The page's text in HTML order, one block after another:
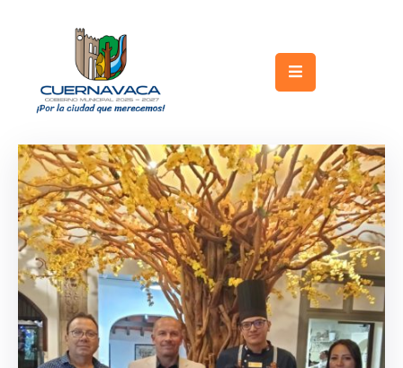
Gobierno
Turismo
Trámites
y
Servicios
Licitaciones
Transparencia
Directorio